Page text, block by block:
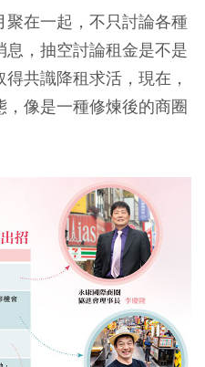
在一起，不只討論各種
，抽空討論租金是不是
共識降租求活，現在，
像是一種修煉後的商圈